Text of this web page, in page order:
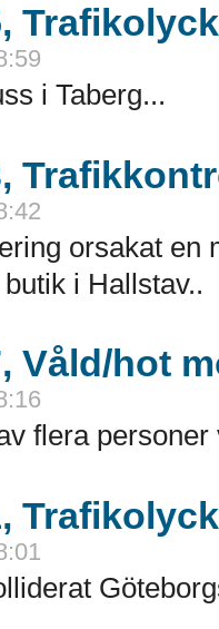
i Taberg...
orsakat en
i Hallstav..
Våld/hot
flera